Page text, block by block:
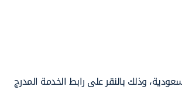
وذلك بالنقر على رابط الخدمة المدرج